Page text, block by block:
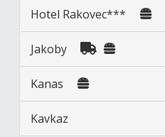
Hotel Rakovec***
Jakoby
Kanas
Kavkaz